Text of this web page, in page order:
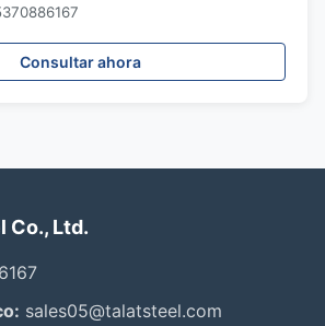
Consultar ahora
Co., Ltd.
sales05@talatsteel.com